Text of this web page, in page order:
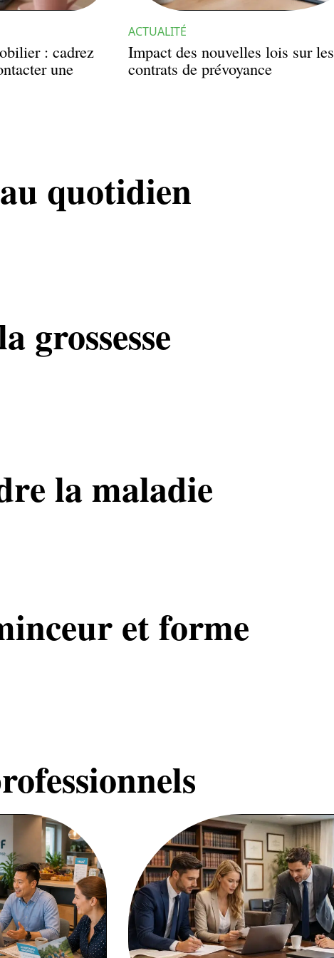
: cadrez
une
ACTUALITÉ
Impact des nouvelles lois sur les
contrats de prévoyance
quotidien
grossesse
la maladie
et forme